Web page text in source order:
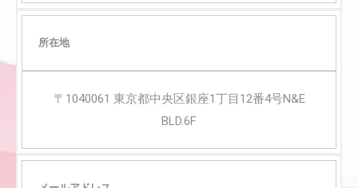
所在地
〒1040061 東京都中央区銀座1丁目12番4号N&E
BLD.6F